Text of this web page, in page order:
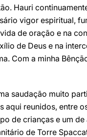
Hauri
vigor espiritual,
de oração e na
de Deus e na
Com a minha
saudação muito
aqui reunidos, entre
de crianças e um
de Torre